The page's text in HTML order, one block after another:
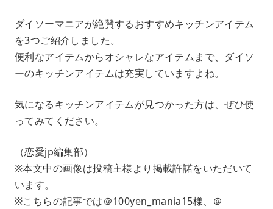
ダイソーマニアが絶賛するおすすめキッチンアイテム
を3つご紹介しました。
便利なアイテムからオシャレなアイテムまで、ダイソ
ーのキッチンアイテムは充実していますよね。
気になるキッチンアイテムが見つかった方は、ぜひ使
ってみてください。
（恋愛jp編集部）
※本文中の画像は投稿主様より掲載許諾をいただいて
います。
※こちらの記事では＠100yen_mania15様、＠